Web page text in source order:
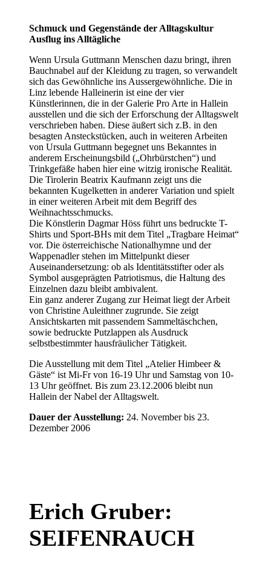
Schmuck und Gegenstände der Alltagskultur
Ausflug ins Alltägliche
Wenn Ursula Guttmann Menschen dazu bringt, ihren
Bauchnabel auf der Kleidung zu tragen, so verwandelt
sich das Gewöhnliche ins Aussergewöhnliche. Die in
Linz lebende Halleinerin ist eine der vier
Künstlerinnen, die in der Galerie Pro Arte in Hallein
ausstellen und die sich der Erforschung der Alltagswelt
verschrieben haben. Diese äußert sich z.B. in den
besagten Ansteckstücken, auch in weiteren Arbeiten
von Ursula Guttmann begegnet uns Bekanntes in
anderem Erscheinungsbild („Ohrbürstchen“) und
Trinkgefäße haben hier eine witzig ironische Realität.
Die Tirolerin Beatrix Kaufmann zeigt uns die
bekannten Kugelketten in anderer Variation und spielt
in einer weiteren Arbeit mit dem Begriff des
Weihnachtsschmucks.
Die Könstlerin Dagmar Höss führt uns bedruckte T-
Shirts und Sport-BHs mit dem Titel „Tragbare Heimat“
vor. Die österreichische Nationalhymne und der
Wappenadler stehen im Mittelpunkt dieser
Auseinandersetzung: ob als Identitätsstifter oder als
Symbol ausgeprägten Patriotismus, die Haltung des
Einzelnen dazu bleibt ambivalent.
Ein ganz anderer Zugang zur Heimat liegt der Arbeit
von Christine Auleithner zugrunde. Sie zeigt
Ansichtskarten mit passendem Sammeltäschchen,
sowie bedruckte Putzlappen als Ausdruck
selbstbestimmter hausfräulicher Tätigkeit.
Die Ausstellung mit dem Titel „Atelier Himbeer &
Gäste“ ist Mi-Fr von 16-19 Uhr und Samstag von 10-
13 Uhr geöffnet. Bis zum 23.12.2006 bleibt nun
Hallein der Nabel der Alltagswelt.
Dauer der Ausstellung: 24. November bis 23.
Dezember 2006
Erich Gruber:
SEIFENRAUCH